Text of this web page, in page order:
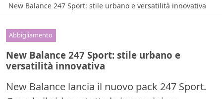
New Balance 247 Sport: stile urbano e versatilità innovativa
Abbigliamento
New Balance 247 Sport: stile urbano e
versatilità innovativa
New Balance lancia il nuovo pack 247 Sport.